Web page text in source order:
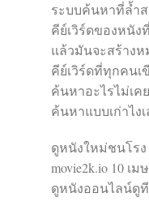
ระบบค้นหาที่ล้ำ
คีย์เวิร์ดของหนัง
แล้วมันจะสร้าง
คีย์เวิร์ดที่ทุกคนเ
ค้นหาอะไรไม่เค
ค้นหาแบบเก่าไง
ดูหนังใหม่ชนโร
movie2k.io 10 เ
ดูหนังออนไลน์ดูที